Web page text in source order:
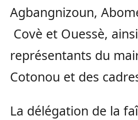
Agbangnizoun,
Covè et Ouessè,
représentants du
Cotonou et des
La délégation de la